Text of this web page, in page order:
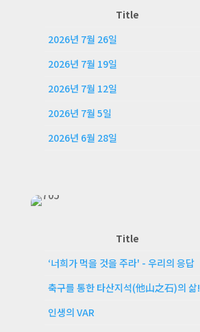
Title
2026년 7월 26일
2026년 7월 19일
2026년 7월 12일
2026년 7월 5일
2026년 6월 28일
Title
‘너희가 먹을 것을 주라' - 우리의 응답
축구를 통한 타산지석(他山之石)의 삶!
인생의 VAR